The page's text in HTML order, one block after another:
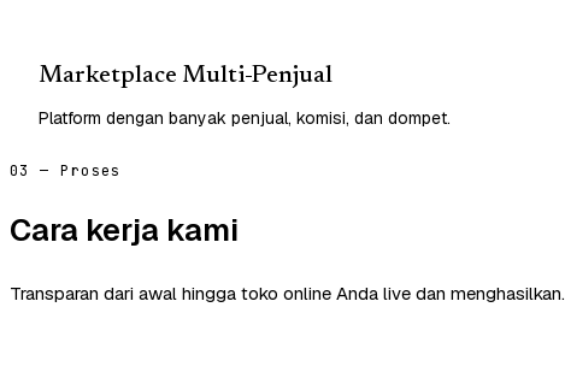
Marketplace Multi-Penjual
Platform dengan banyak penjual, komisi, dan dompet.
03 — Proses
Cara kerja kami
Transparan dari awal hingga toko online Anda live dan menghasilkan.